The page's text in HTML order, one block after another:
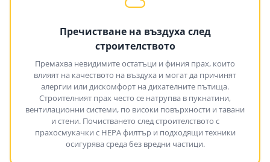
Пречистване на въздуха след
строителството
Премахва невидимите остатъци и финия прах, които
влияят на качеството на въздуха и могат да причинят
алергии или дискомфорт на дихателните пътища.
Строителният прах често се натрупва в пукнатини,
вентилационни системи, по високи повърхности и тавани
и стени. Почистването след строителството с
прахосмукачки с HEPA филтър и подходящи техники
осигурява среда без вредни частици.